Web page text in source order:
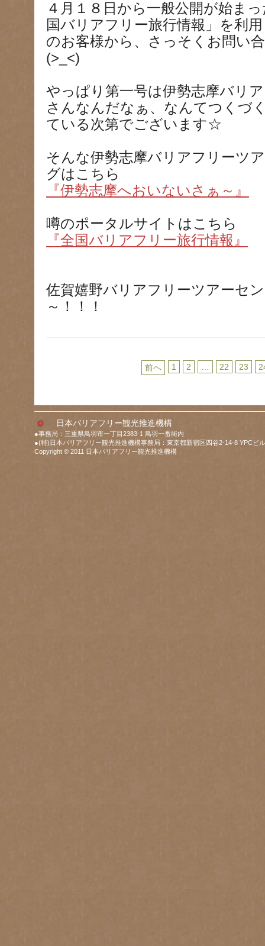
４月１８日から一般公開が始ま
国バリアフリー旅行情報」を利
のお客様から、さっそくお問い
(>_<)
やっぱり第一号は伊勢志摩バリ
さんなんだなぁ、なんてつくづ
ている次第でございます☆
そんな伊勢志摩バリアフリーツ
グはこちら
『伊勢志摩へおいないさぁ～』
噂のポータルサイトはこちら
『全国バリアフリー旅行情報』
佐賀嬉野バリアフリーツアーセ
～！！！
前へ 1 2 22 23
日本バリアフリー観光推進機構
●事務局：三重県鳥羽市一丁目2383-1 鳥羽一番街内
●(特)日本バリアフリー観光推進機構事務局：東京都新宿区四谷2-14-8 YPCビ
Copyright © 2011 日本バリアフリー観光推進機構